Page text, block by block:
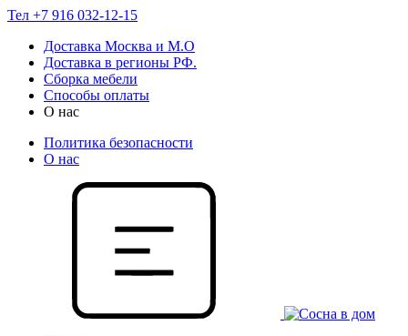
Тел +7 916 032-12-15
Доставка Москва и М.О
Доставка в регионы РФ.
Сборка мебели
Способы оплаты
О нас
Политика безопасности
О нас